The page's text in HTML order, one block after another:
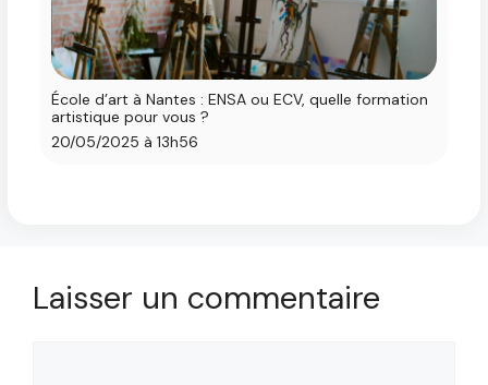
École d’art à Nantes : ENSA ou ECV, quelle formation
artistique pour vous ?
20/05/2025 à 13h56
Laisser un commentaire